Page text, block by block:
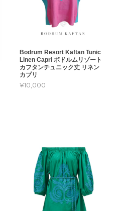
Bodrum Resort Kaftan Tunic
Linen Capri ボドルムリゾート
カフタンチュニック丈 リネン
カプリ
¥10,000